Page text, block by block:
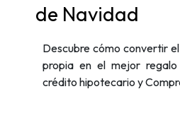
de Navidad
Descubre cómo convertir
propia en el mejor
crédito hipotecario y